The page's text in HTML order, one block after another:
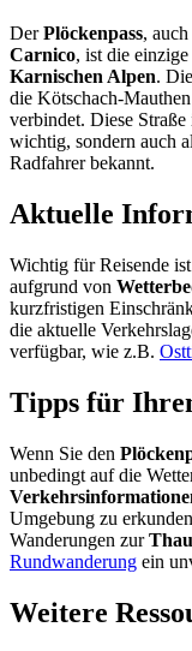
DerPlöckenpass,
Carnico, ist die
Karnischen Alpen.
die Kötschach-
verbindet. Diese
wichtig, sondern auch
Radfahrer bekannt.
Aktuelle
Wichtig für Reisende
aufgrund von
kurzfristigen
die aktuelle
verfügbar, wie z.B.
Tipps für
Wenn Sie den
unbedingt auf die
Umgebung zu
Wanderungen zur
Rundwanderung ein
Weitere